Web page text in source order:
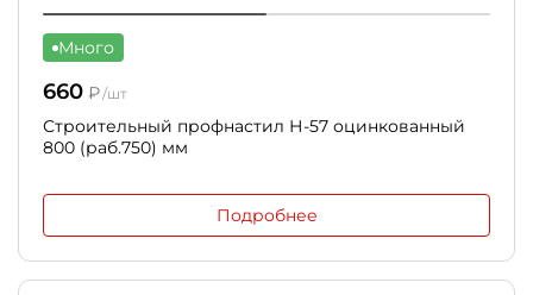
Много
660 ₽/шт
Строительный профнастил Н-57 оцинкованный
800 (раб.750) мм
Подробнее